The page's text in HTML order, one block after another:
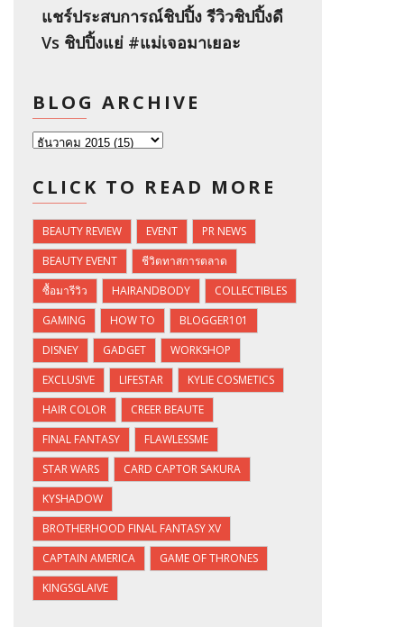
แชร์ประสบการณ์ชิปปิ้ง รีวิวชิปปิ้งดี
Vs ชิปปิ้งแย่ #แม่เจอมาเยอะ
BLOG ARCHIVE
CLICK TO READ MORE
BEAUTY REVIEW EVENT
PR NEWS
BEAUTY EVENT
ชีวิตทาสการตลาด
ซื้อมารีวิว
HAIRANDBODY
COLLECTIBLES
GAMING
HOW TO
BLOGGER101
DISNEY
GADGET
WORKSHOP
EXCLUSIVE
LIFESTAR
KYLIE COSMETICS
HAIR COLOR
CREER BEAUTE
FINAL FANTASY
FLAWLESSME
STAR WARS
CARD CAPTOR SAKURA
KYSHADOW
BROTHERHOOD FINAL FANTASY XV
CAPTAIN AMERICA
GAME OF THRONES
KINGSGLAIVE